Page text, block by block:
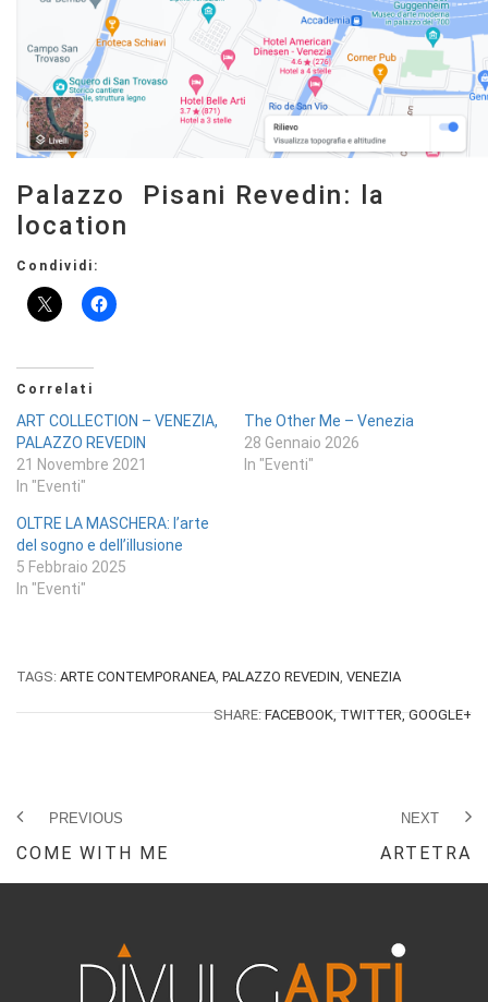
Palazzo Pisani Revedin: la
location
Condividi:
Correlati
ART COLLECTION – VENEZIA,
PALAZZO REVEDIN
21 Novembre 2021
In "Eventi"
The Other Me – Venezia
28 Gennaio 2026
In "Eventi"
OLTRE LA MASCHERA: l’arte
del sogno e dell’illusione
5 Febbraio 2025
In "Eventi"
TAGS: ARTE CONTEMPORANEA PALAZZO REVEDIN VENEZIA
SHARE:FACEBOOK, TWITTER, GOOGLE+
PREVIOUS
COME WITH ME
NEXT
ARTETRA